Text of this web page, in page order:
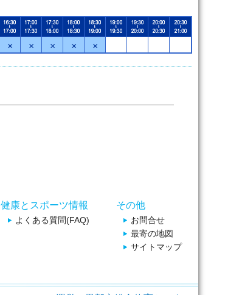
× × × × ×
健康とスポーツ情報
よくある質問(FAQ)
その他
お問合せ
最寄の地図
サイトマップ